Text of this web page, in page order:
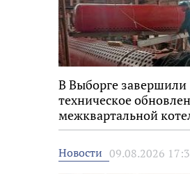
В Выборге завершили
техническое
межквартальной
Новости 09.08.2026